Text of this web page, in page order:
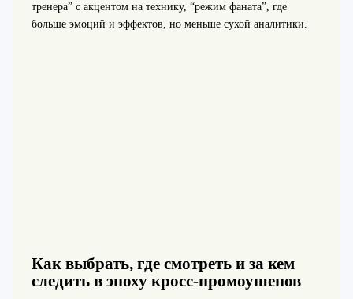
тренера” с акцентом на технику, “режим фаната”, где
больше эмоций и эффектов, но меньше сухой аналитики.
Как выбрать, где смотреть и за кем
следить в эпоху кросс-промоушенов